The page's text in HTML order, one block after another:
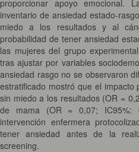
proporcionar apoyo emocional.
inventario de ansiedad estado-
miedo a los resultados y al
probabilidad de tener ansiedad
las mujeres del grupo
tras ajustar por variables
ansiedad rasgo no se observaron
estratificado mostró que el
sin miedo a los resultados (OR =
de mama (OR = 0,07; IC95%:
intervención enfermera
tener ansiedad antes de la
screening.